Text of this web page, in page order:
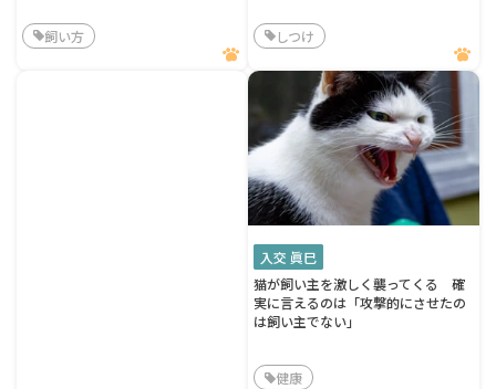
飼い方 しつけ
入交 眞巳
猫が飼い主を激しく襲ってくる 確
実に言えるのは「攻撃的にさせたの
は飼い主でない」
健康